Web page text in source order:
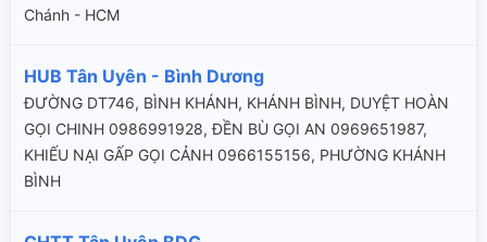
Chánh - HCM
HUB Tân Uyên - Bình Dương
ĐƯỜNG DT746, BÌNH KHÁNH, KHÁNH BÌNH, DUYỆT HOÀN
GỌI CHINH 0986991928, ĐỀN BÙ GỌI AN 0969651987,
KHIẾU NẠI GẤP GỌI CẢNH 0966155156, PHƯỜNG KHÁNH
BÌNH